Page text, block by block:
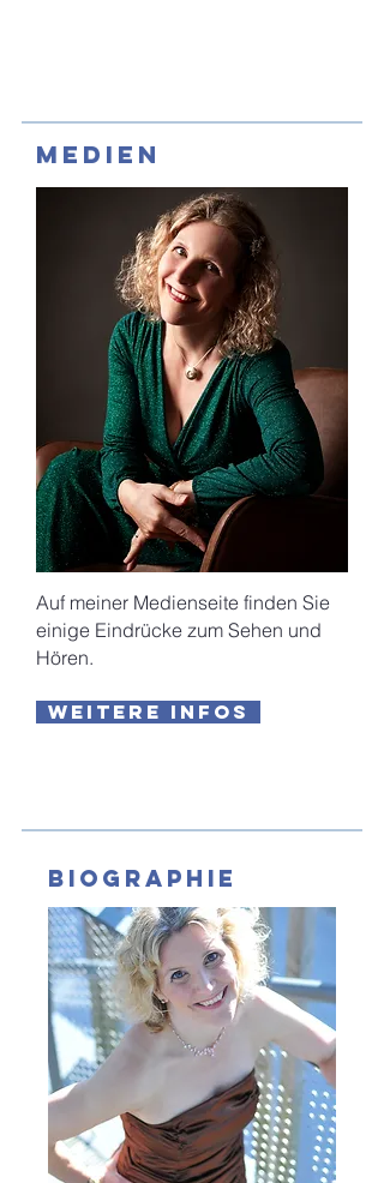
Medien
Auf meiner Medienseite finden Sie
einige Eindrücke zum Sehen und
Hören.
weitere Infos
Biographie